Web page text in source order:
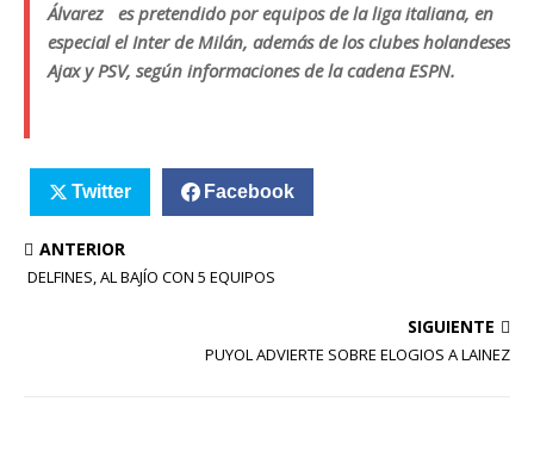
Álvarez es pretendido por equipos de la liga italiana, en
especial el Inter de Milán, además de los clubes holandeses
Ajax y PSV, según informaciones de la cadena ESPN.
Twitter Facebook
ANTERIOR
DELFINES, AL BAJÍO CON 5 EQUIPOS
SIGUIENTE
PUYOL ADVIERTE SOBRE ELOGIOS A LAINEZ